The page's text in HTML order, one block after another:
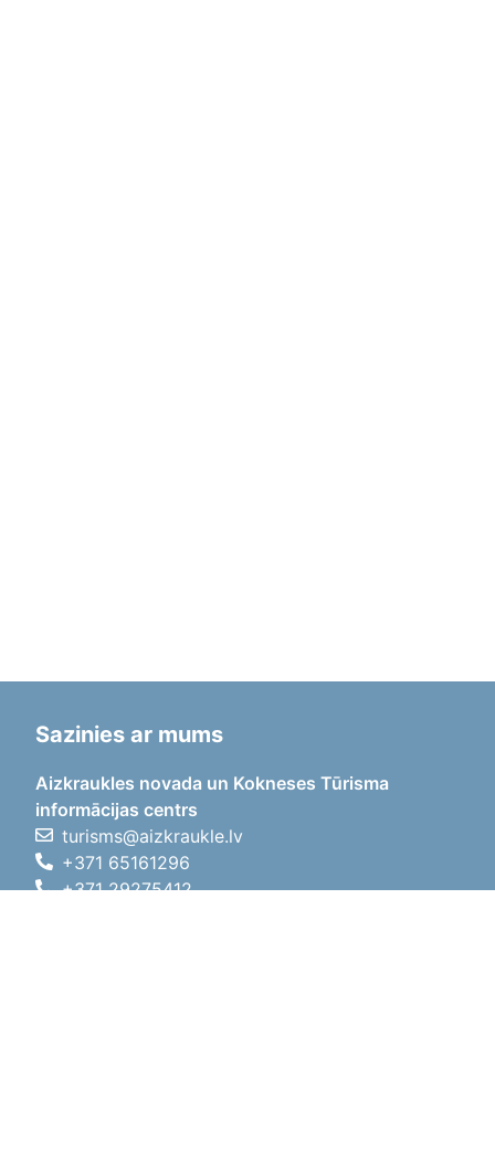
Sazinies ar mums
Aizkraukles novada un Kokneses Tūrisma
informācijas centrs
turisms@aizkraukle.lv
+371 65161296
+371 29275412